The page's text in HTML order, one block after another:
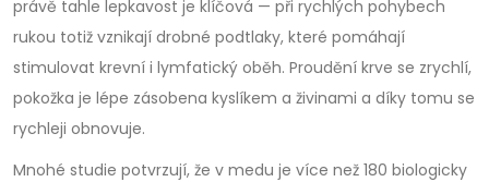
právě tahle lepkavost je klíčová — při rychlých pohybech
rukou totiž vznikají drobné podtlaky, které pomáhají
stimulovat krevní i lymfatický oběh. Proudění krve se zrychlí,
pokožka je lépe zásobena kyslíkem a živinami a díky tomu se
rychleji obnovuje.
Mnohé studie potvrzují, že v medu je více než 180 biologicky